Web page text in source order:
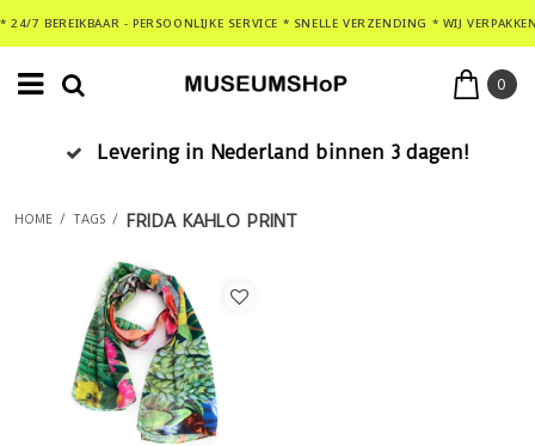
* 24/7 BEREIKBAAR - PERSOONLIJKE SERVICE * SNELLE VERZENDING * WIJ
0
Levering in Nederland binnen 3 dagen!
HOME / TAGS / FRIDA KAHLO PRINT